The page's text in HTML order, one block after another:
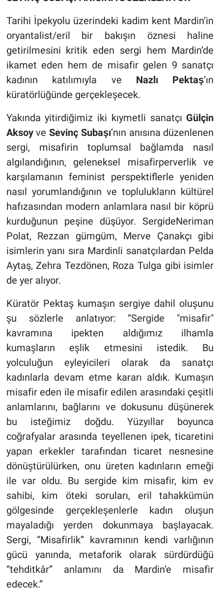
Tarihi İpekyolu üzerindeki kadim kent Mardin’in
oryantalist/eril bir bakışın öznesi haline
getirilmesini kritik eden sergi hem Mardin’de
ikamet eden hem de misafir gelen 9 sanatçı
kadının katılımıyla ve Nazlı Pektaş’ın
küratörlüğünde gerçekleşecek.
Yakında yitirdiğimiz iki kıymetli sanatçı Gülçin
AksoyveSevinç Subaşı’nın anısına düzenlenen
sergi, misafirin toplumsal bağlamda nasıl
algılandığının, geleneksel misafirperverlik ve
karşılamanın feminist perspektiflerle yeniden
nasıl yorumlandığının ve toplulukların kültürel
hafızasından modern anlamlara nasıl bir köprü
kurduğunun peşine düşüyor. SergideNeriman
Polat, Rezzan gümgüm, Merve Çanakçı gibi
isimlerin yanı sıra Mardinli sanatçılardan Pelda
Aytaş, Zehra Tezdönen, Roza Tulga gibi isimler
de yer alıyor.
Küratör Pektaş kumaşın sergiye dahil oluşunu
şu sözlerle anlatıyor: “Sergide "misafir"
kavramına ipekten aldığımız ilhamla
kumaşların eşlik etmesini istedik. Bu
yolculuğun eyleyicileri olarak da sanatçı
kadınlarla devam etme kararı aldık. Kumaşın
misafir eden ile misafir edilen arasındaki çeşitli
anlamlarını, bağlarını ve dokusunu düşünerek
bu isteğimiz doğdu. Yüzyıllar boyunca
coğrafyalar arasında teyellenen ipek, ticaretini
yapan erkekler tarafından ticaret nesnesine
dönüştürülürken, onu üreten kadınların emeği
ile var oldu. Bu sergide kim misafir, kim ev
sahibi, kim öteki soruları, eril tahakkümün
gölgesinde gerçekleşenlerle kadın oluşun
mayaladığı yerden dokunmaya başlayacak.
Sergi, “Misafirlik” kavramının kendi varlığının
gücü yanında, metaforik olarak sürdürdüğü
“tehditkâr” anlamını da Mardin’e misafir
edecek.”